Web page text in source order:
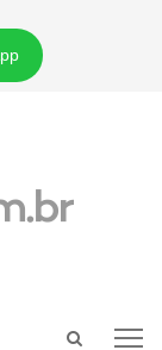
Open